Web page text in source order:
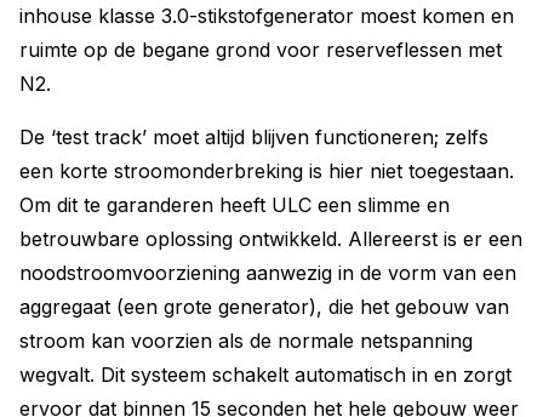
inhouse klasse 3.0-stikstofgenerator moest komen en
ruimte op de begane grond voor reserveflessen met
N2.
De ‘test track’ moet altijd blijven functioneren; zelfs
een korte stroomonderbreking is hier niet toegestaan.
Om dit te garanderen heeft ULC een slimme en
betrouwbare oplossing ontwikkeld. Allereerst is er een
noodstroomvoorziening aanwezig in de vorm van een
aggregaat (een grote generator), die het gebouw van
stroom kan voorzien als de normale netspanning
wegvalt. Dit systeem schakelt automatisch in en zorgt
ervoor dat binnen 15 seconden het hele gebouw weer